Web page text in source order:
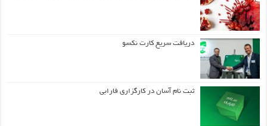
دریافت سریع کارت نکسو
ثبت نام آسان در کارگزاری فارابی